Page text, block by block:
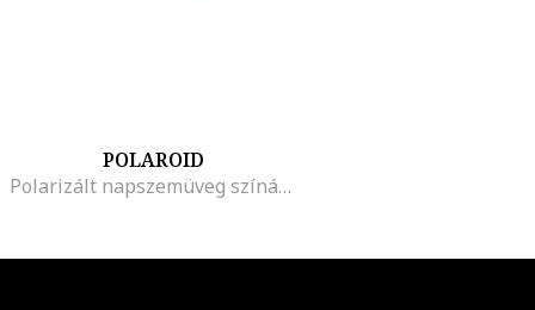
POLAROID
Polarizált napszemüveg színátmenetes lencsékkel